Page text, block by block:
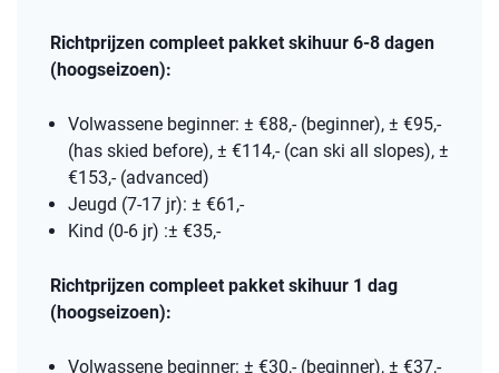
Richtprijzen compleet pakket skihuur 6-8 dagen
(hoogseizoen):
Volwassene beginner: ± €88,- (beginner), ± €95,-
(has skied before), ± €114,- (can ski all slopes), ±
€153,- (advanced)
Jeugd (7-17 jr): ± €61,-
Kind (0-6 jr) :± €35,-
Richtprijzen compleet pakket skihuur 1 dag
(hoogseizoen):
Volwassene beginner: ± €30,- (beginner), ± €37,-